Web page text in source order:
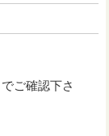
でご確認下さ